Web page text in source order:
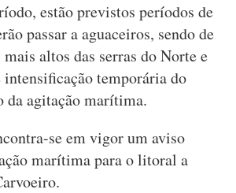
estão previstos períodos de
passar a aguaceiros, sendo de
altos das serras do Norte e
temporária do
da agitação marítima.
se em vigor um aviso
marítima para o litoral a